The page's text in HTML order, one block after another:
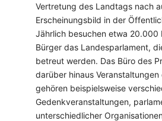
Vertretung des Landtags nach
Erscheinungsbild in der
Jährlich besuchen etwa 20.000
Bürger das Landesparlament,
betreut werden. Das Büro des
darüber hinaus
gehören beispielsweise
Gedenkveranstaltungen,
unterschiedlicher